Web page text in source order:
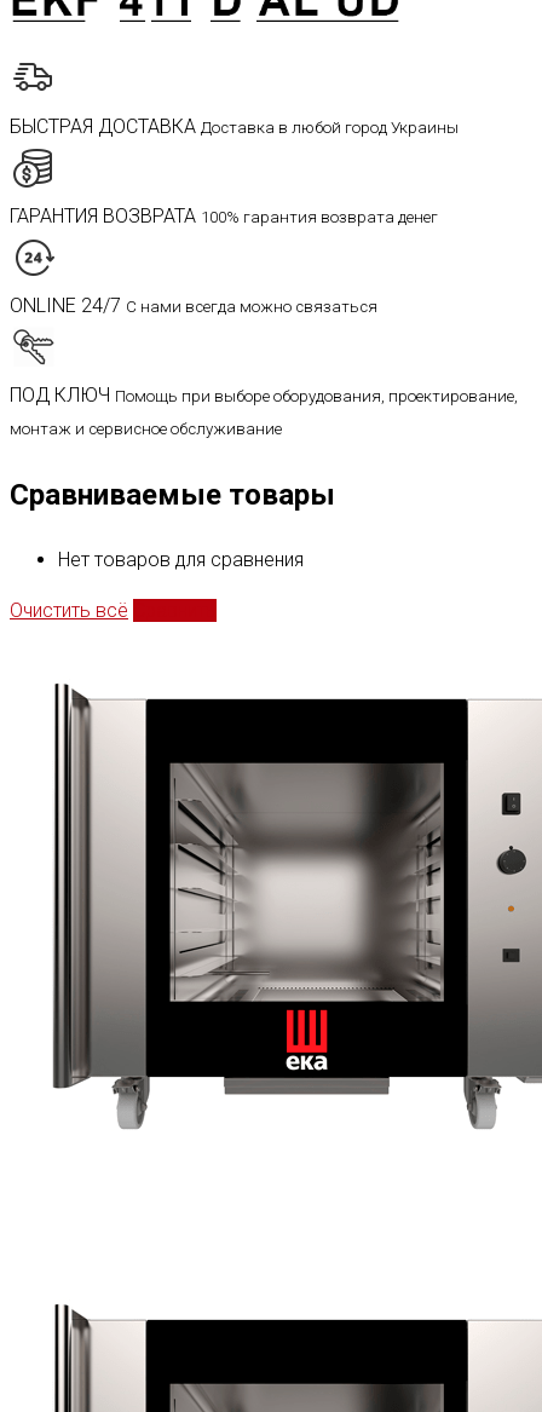
БЫСТРАЯ ДОСТАВКА Доставка в любой город Украины
ГАРАНТИЯ ВОЗВРАТА 100% гарантия возврата денег
ONLINE 24/7 С нами всегда можно связаться
ПОД КЛЮЧ Помощь при выборе оборудования, проектирование,
монтаж и сервисное обслуживание
Сравниваемые товары
Нет товаров для сравнения
Очистить всё